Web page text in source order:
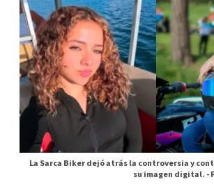
La Sarca Biker dejó atrás la controversia y
su imagen digital. -